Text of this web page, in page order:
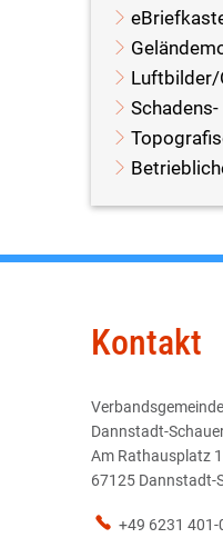
Kontakt
Verbandsgemeinde
Dannstadt-
Am Rathausplatz 1
67125 Dannstadt-
+49 6231 401-